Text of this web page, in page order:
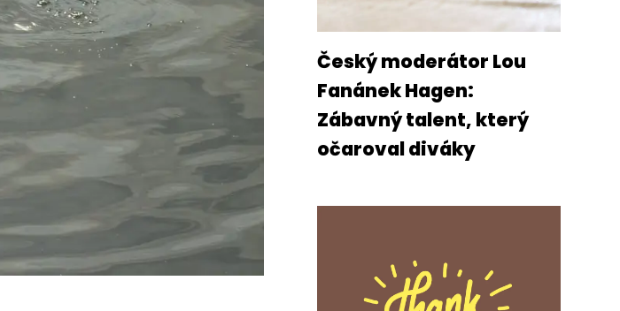
Český moderátor Lou
Fanánek Hagen:
Zábavný talent, který
očaroval diváky